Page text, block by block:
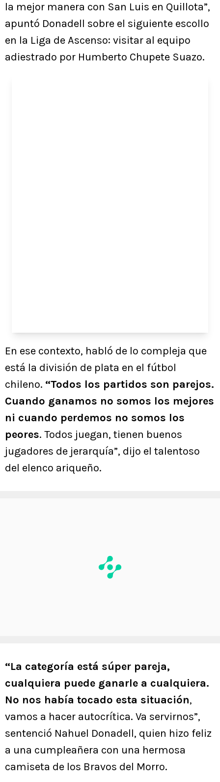
la mejor manera con San Luis en Quillota”,
apuntó Donadell sobre el siguiente escollo
en la Liga de Ascenso: visitar al equipo
adiestrado por Humberto Chupete Suazo.
En ese contexto, habló de lo compleja que
está la división de plata en el fútbol
chileno. “Todos los partidos son parejos.
Cuando ganamos no somos los mejores
ni cuando perdemos no somos los
peores. Todos juegan, tienen buenos
jugadores de jerarquía”, dijo el talentoso
del elenco ariqueño.
“La categoría está súper pareja,
cualquiera puede ganarle a cualquiera.
No nos había tocado esta situación,
vamos a hacer autocrítica. Va servirnos”,
sentenció Nahuel Donadell, quien hizo feliz
a una cumpleañera con una hermosa
camiseta de los Bravos del Morro.